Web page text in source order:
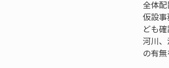
全体
仮設
ども
河川
の有無